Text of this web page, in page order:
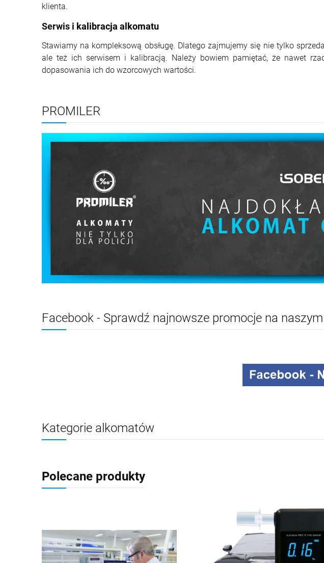
klienta.
Serwis i kalibracja alkomatu
Stawiamy na kompleksową obsługę. Dlatego zajmujemy się nie tylko
ale też ich serwisem i kalibracją. Należy bowiem pamiętać, że nawet
dopasowania ich do wzorcowych wartości.
PROMILER
Facebook - Sprawdź najnowsze promocje na
Kategorie alkomatów
Polecane produkty